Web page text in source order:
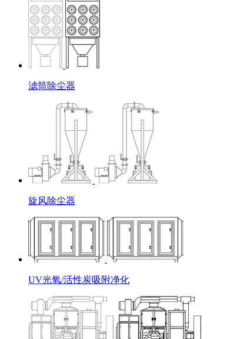
滤筒除尘器
旋风除尘器
UV光氧/活性炭吸附净化